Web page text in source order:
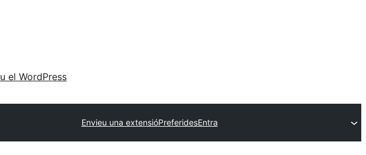
el WordPress
Envieu una extensióPreferidesEntra